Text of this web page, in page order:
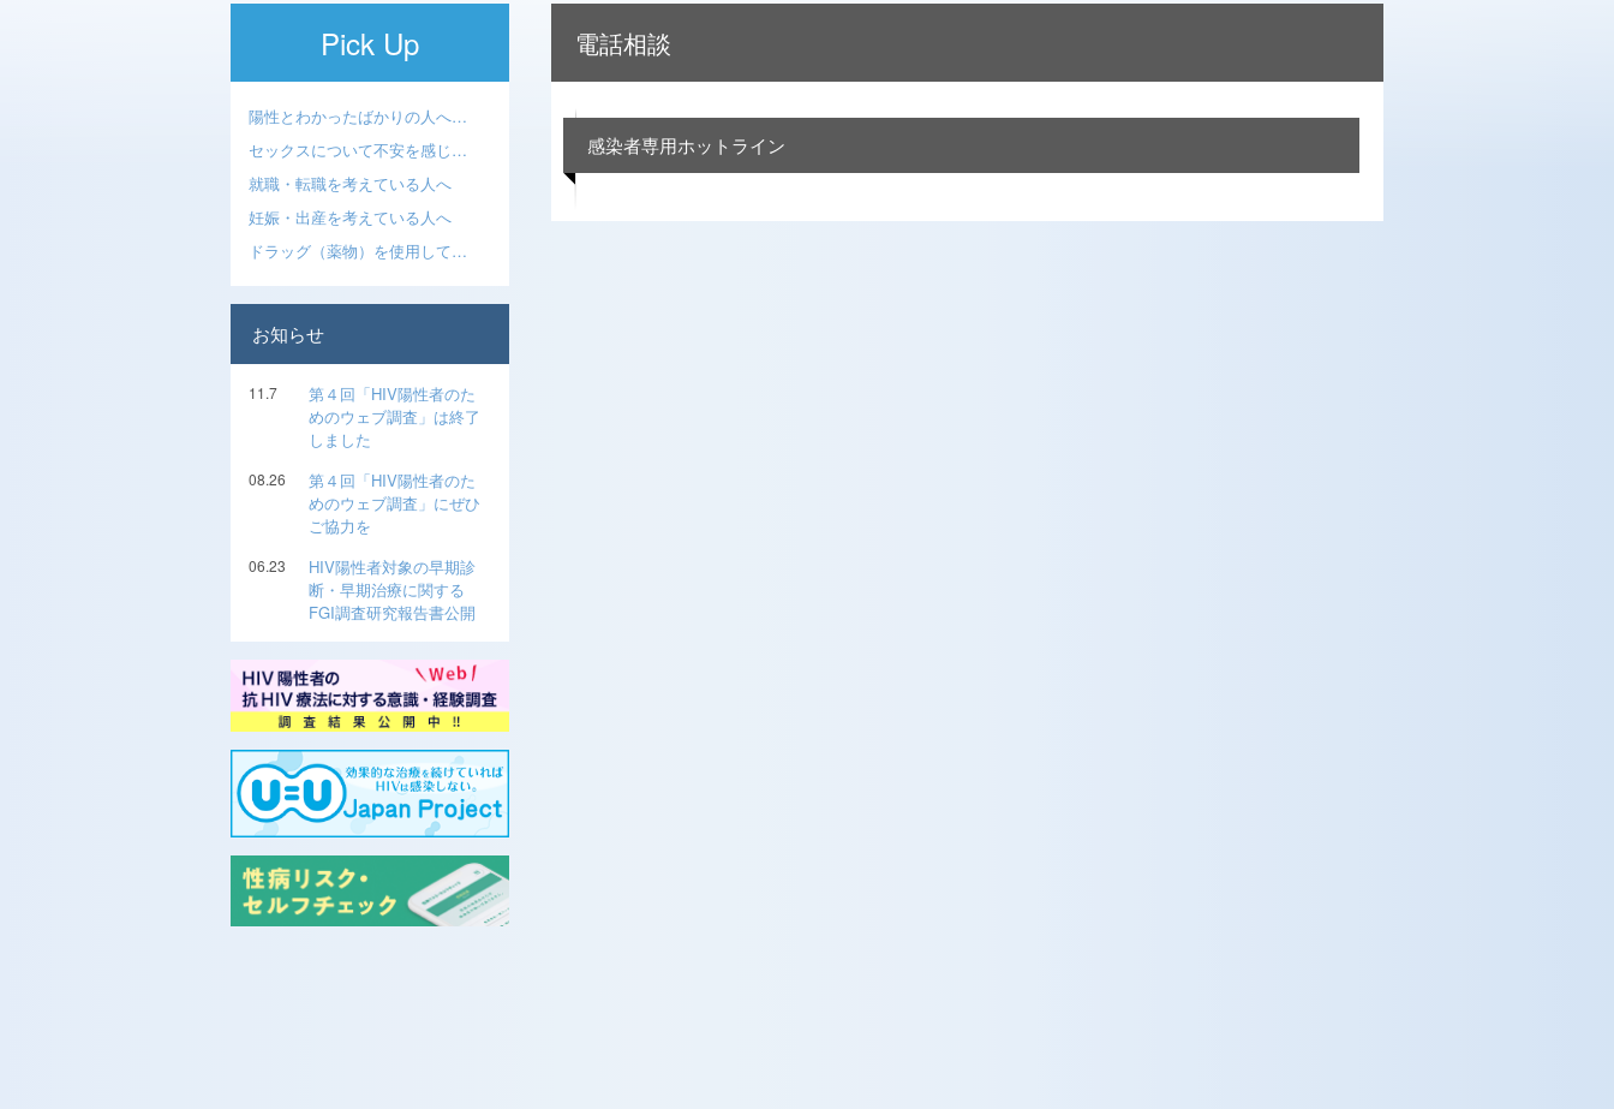
電話相談
感染者専用ホットライン
Pick Up
陽性とわかったばかりの人へ…
セックスについて不安を感じ…
就職・転職を考えている人へ
妊娠・出産を考えている人へ
ドラッグ（薬物）を使用して…
お知らせ
11.7
第４回「HIV陽性者のた
めのウェブ調査」は終了
しました
08.26
第４回「HIV陽性者のた
めのウェブ調査」にぜひ
ご協力を
06.23
HIV陽性者対象の早期診
断・早期治療に関する
FGI調査研究報告書公開